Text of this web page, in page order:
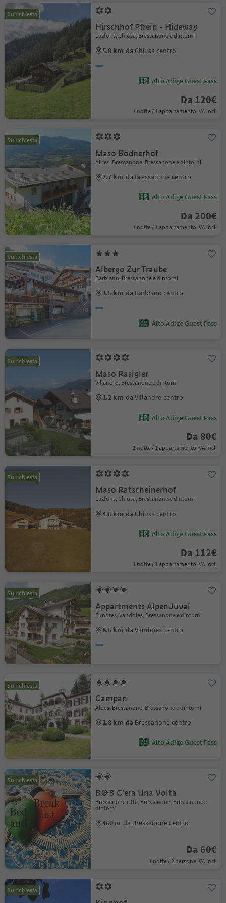
Su richiesta
Hirschhof Pfrein - Hideway
Lazfons, Chiusa, Bressanone e dintorni
5.8 km da Chiusa centro
Alto Adige Guest Pass
Da 120€
1 notte / 1 appartamento IVA incl.
Su richiesta
Maso Bodnerhof
Albes, Bressanone, Bressanone e dintorni
2.7 km da Bressanone centro
Alto Adige Guest Pass
Da 200€
1 notte / 1 appartamento IVA incl.
Su richiesta
Albergo Zur Traube
Barbiano, Bressanone e dintorni
3.5 km da Barbiano centro
Alto Adige Guest Pass
Su richiesta
Maso Rasigler
Villandro, Bressanone e dintorni
1.2 km da Villandro centro
Alto Adige Guest Pass
Da 80€
1 notte / 1 appartamento IVA incl.
Su richiesta
Maso Ratscheinerhof
Lazfons, Chiusa, Bressanone e dintorni
4.6 km da Chiusa centro
Alto Adige Guest Pass
Da 112€
1 notte / 1 appartamento IVA incl.
Su richiesta
Appartments AlpenJuval
Fundres, Vandoies, Bressanone e dintorni
8.6 km da Vandoies centro
Su richiesta
Campan
Albes, Bressanone, Bressanone e dintorni
2.8 km da Bressanone centro
Alto Adige Guest Pass
Su richiesta
B&B C'era Una Volta
Bressanone città, Bressanone, Bressanone e
dintorni
460 m da Bressanone centro
Da 60€
1 notte / 2 persone IVA incl.
Su richiesta